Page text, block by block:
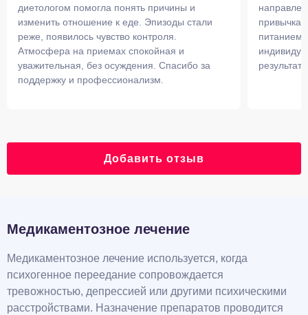
диетологом помогла понять причины и
изменить отношение к еде. Эпизоды стали
реже, появилось чувство контроля.
Атмосфера на приемах спокойная и
уважительная, без осуждения. Спасибо за
поддержку и профессионализм.
питанием.
Добавить отзыв
Медикаментозное лечение
Медикаментозное лечение используется, когда
психогенное переедание сопровождается
тревожностью, депрессией или другими психическими
расстройствами. Назначение препаратов проводится